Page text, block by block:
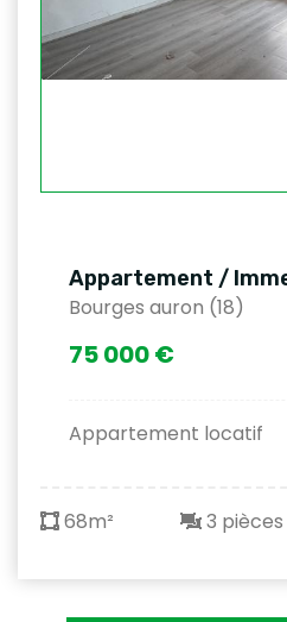
Appartement /
Bourges auron (18)
75 000 €
Appartement locatif
68m² 3 pièces